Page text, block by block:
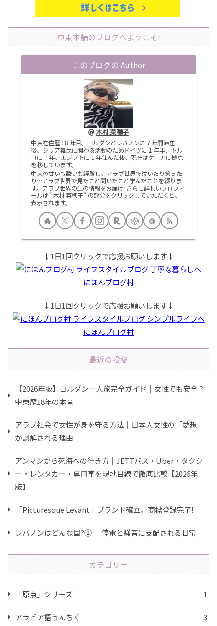
中東本舗のブログへようこそ!
このブログの Author
木村 菜穂子
中東在住歴 18 年目。ヨルダンとレバノンに 7 年間滞在
後、シリア難民に関わる活動のためドイツに 1 年半、トル
コに 7 年、エジプトに 1 年住んだ後、現在はケニアに拠点
を移しています。
中東の甘いも酸いも経験し、アラブ世界で泣いたり笑った
り…アラブ世界で見たこと聞いたこと学んだことを綴りま
す。アラブ世界の生の情報をお届け! さらに詳しいプロフィ
ールは ”木村 菜穂子” の部分をクリックしていただくと、
表示されます。
↓1日1回クリックで応援お願いします↓
にほんブログ村
↓1日1回クリックで応援お願いします↓
にほんブログ村
最近の投稿
【2026年版】ヨルダン一人旅完全ガイド｜女性でも安全？
中東歴18年の本音
アラブ社会で女性が身を守る方法｜日本人女性の「愛想」
が誤解される理由
アンマンから死海への行き方｜JETTバス・Uber・タクシ
ー・レンタカー・専用車を現地目線で徹底比較【2026年
版】
「Picturesque Levant」ブランド確立。商標登録完了!
レバノンはどんな国?② ― 停電と騒音に支配される日常
カテゴリー
「原点」シリーズ 1
アラビア語うんちく 3